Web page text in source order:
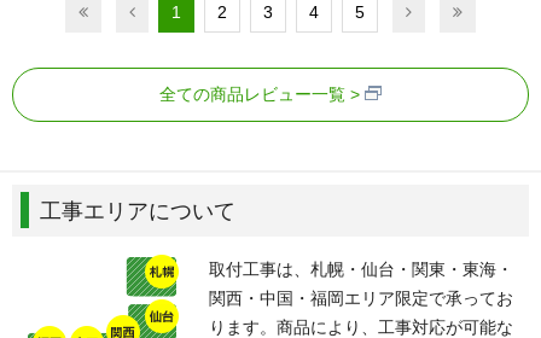
1 2 3 4 5
全ての商品レビュー一覧
工事エリアについて
取付工事は、札幌・仙台・関東・東海・
関西・中国・福岡エリア限定で承ってお
ります。商品により、工事対応が可能な